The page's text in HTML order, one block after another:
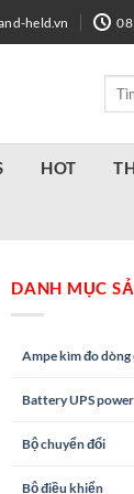
held.vn
Tìm
HOT
DANH MỤC
Ampe kìm đo dòng
Battery UPS power
Bộ chuyển đổi
Bộ điều khiển